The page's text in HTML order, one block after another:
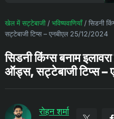
खेल में सट्टेबाजी/ भविष्यवाणियाँ/ सिडनी
सट्टेबाजी टिप्स – एनबीएल 25/12/2024
सिडनी किंग्स बनाम इलावरा
ऑड्स, सट्टेबाजी टिप्स
रोहन शर्मा